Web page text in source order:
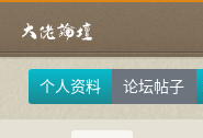
个人资料 论坛帖子